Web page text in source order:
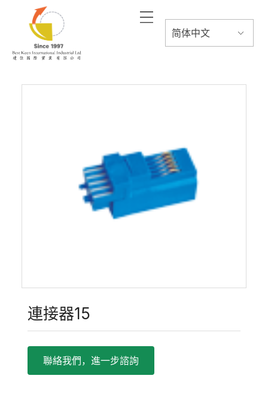
連接器15
聯絡我們，進一步諮詢